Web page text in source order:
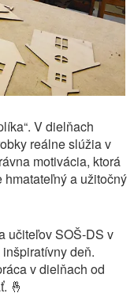
V dielňach
reálne slúžia v
motivácia, ktorá
a užitočný
učiteľov SOŠ-DS v
deň.
v dielňach od
🤞